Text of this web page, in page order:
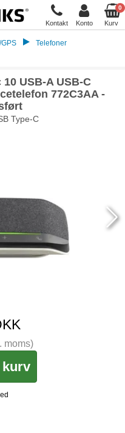
Kontakt Konto
0
Kurv
Telefoner
USB-A USB-C
772C3AA -
Type-C
moms)